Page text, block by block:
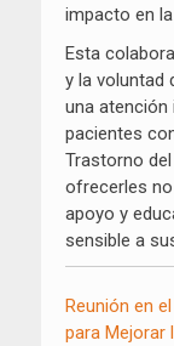
impacto en
Esta
y la voluntad
una atención
pacientes
Trastorno
ofrecerles
apoyo y
sensible a
Reunión en
para Mejorar